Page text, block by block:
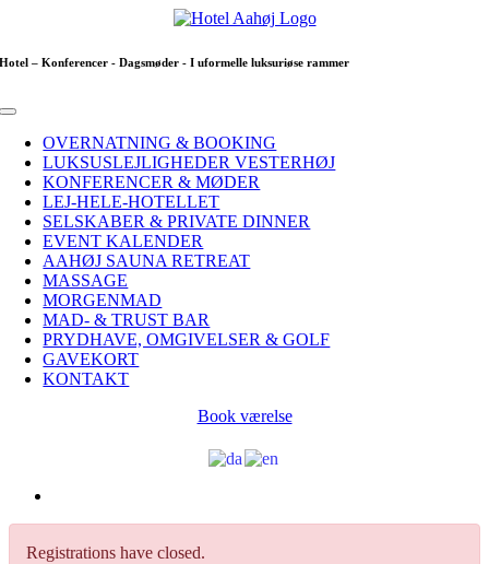
content
Hotel – Konferencer - Dagsmøder - I uformelle luksuriøse rammer
Toggle
NavigationOVERNATNING & BOOKING
LUKSUSLEJLIGHEDER VESTERHØJ
KONFERENCER & MØDER
LEJ-HELE-HOTELLET
SELSKABER & PRIVATE DINNER
EVENT KALENDER
AAHØJ SAUNA RETREAT
MASSAGE
MORGENMAD
MAD- & TRUST BAR
PRYDHAVE, OMGIVELSER & GOLF
GAVEKORT
KONTAKT
Book værelse
Registrations have closed.